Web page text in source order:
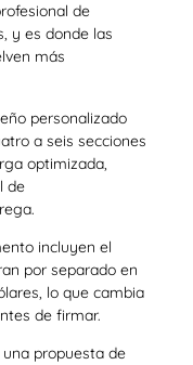
de
y es donde las
más
personalizado
a seis secciones
optimizada,
de
incluyen el
por separado en
lo que cambia
de firmar.
propuesta de